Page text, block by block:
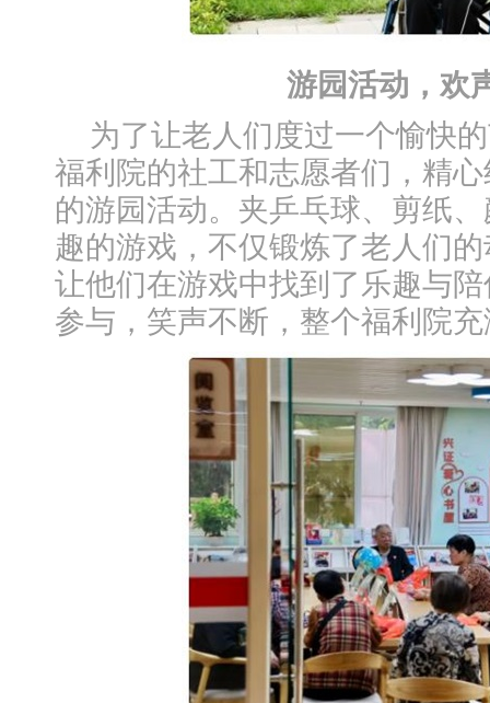
游园活动，欢
为了让老人们度过一个愉快
福利院的社工和志愿者们，精
的游园活动。夹乒乓球、剪纸
趣的游戏，不仅锻炼了老人们
让他们在游戏中找到了乐趣与
参与，笑声不断，整个福利院